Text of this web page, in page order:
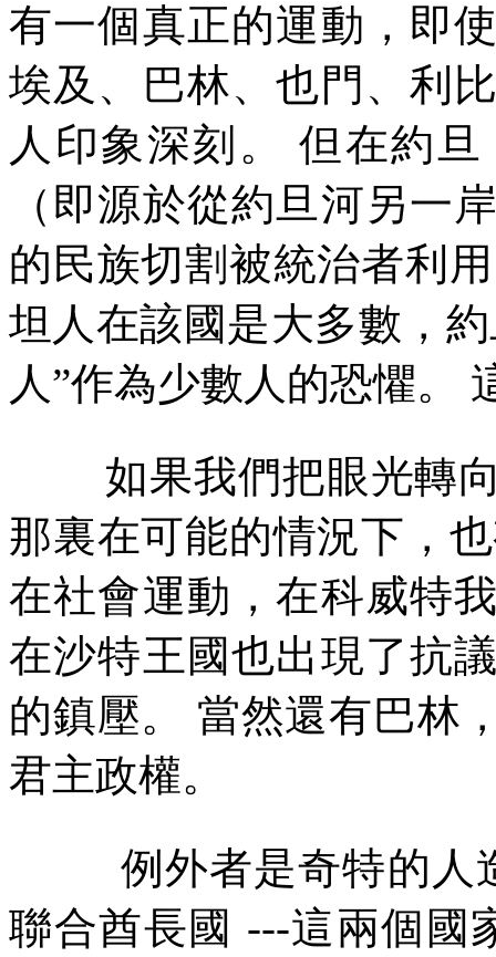
有一個真正的運動，即
埃及、巴林、也門、利
人印象深刻。
但在約旦
（即源於從約旦河另一
的民族切割被統治者利
坦人在該國是大多數，
人”作為少數人的恐懼。
如果我們把眼光轉
那裏在可能的情況下，
在社會運動，在科威特
在沙特王國也出現了抗
的鎮壓。
當然還有巴林
君主政權。
例外者是奇特的人
聯合酋長國 ---這兩個國